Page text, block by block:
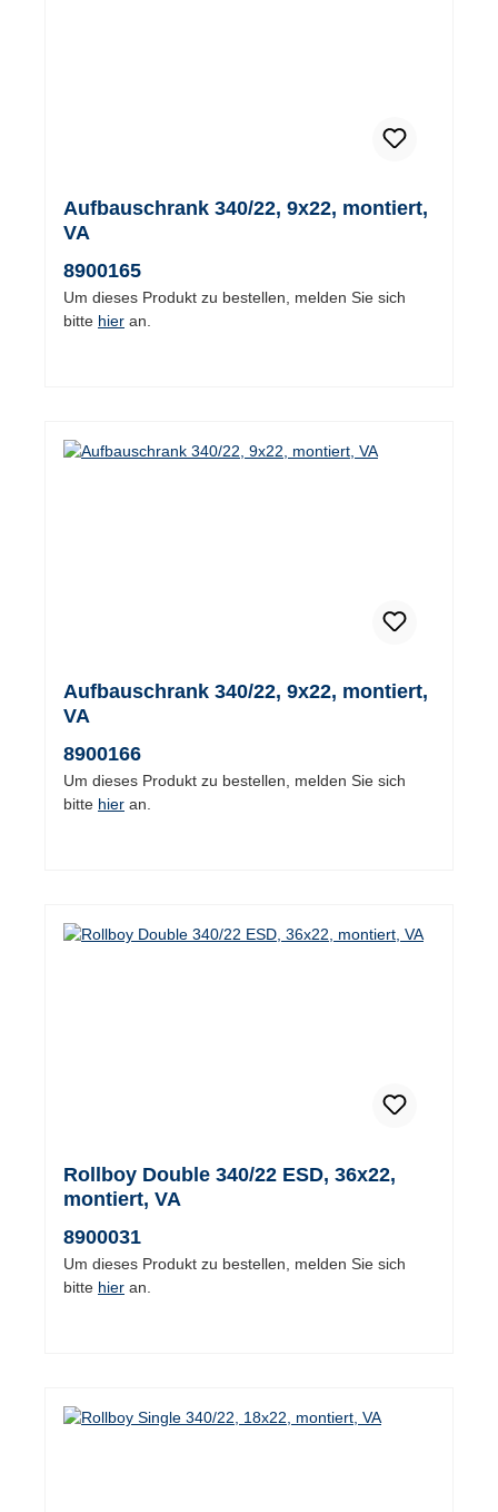
Aufbauschrank 340/22, 9x22, montiert,
VA
8900165
Um dieses Produkt zu bestellen, melden Sie sich
bitte hier an.
Aufbauschrank 340/22, 9x22, montiert,
VA
8900166
Um dieses Produkt zu bestellen, melden Sie sich
bitte hier an.
Rollboy Double 340/22 ESD, 36x22,
montiert, VA
8900031
Um dieses Produkt zu bestellen, melden Sie sich
bitte hier an.